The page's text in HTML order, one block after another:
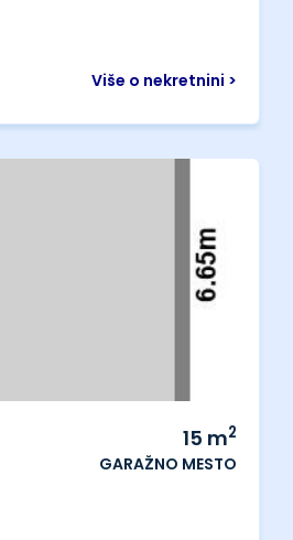
Više o nekretnini >
15 m2
GARAŽNO MESTO